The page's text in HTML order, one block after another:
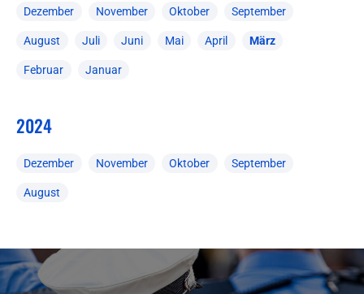
Dezember November Oktober September
August Juli Juni Mai April März
Februar Januar
2024
Dezember November Oktober September
August